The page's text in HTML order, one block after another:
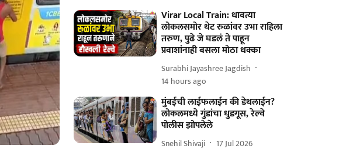
Virar Local Train: धावत्या
लोकलसमोर थेट रुळांवर उभा राहिला
तरुण, पुढे जे घडलं ते पाहून
प्रवाशांनाही बसला मोठा धक्का
Surabhi Jayashree Jagdish
14 hours ago
मुंबईची लाईफलाईन की डेथलाईन?
लोकलमध्ये गुंडांचा धुडगूस, रेल्वे
पोलीस झोपलेले
Snehil Shivaji 17 Jul 2026